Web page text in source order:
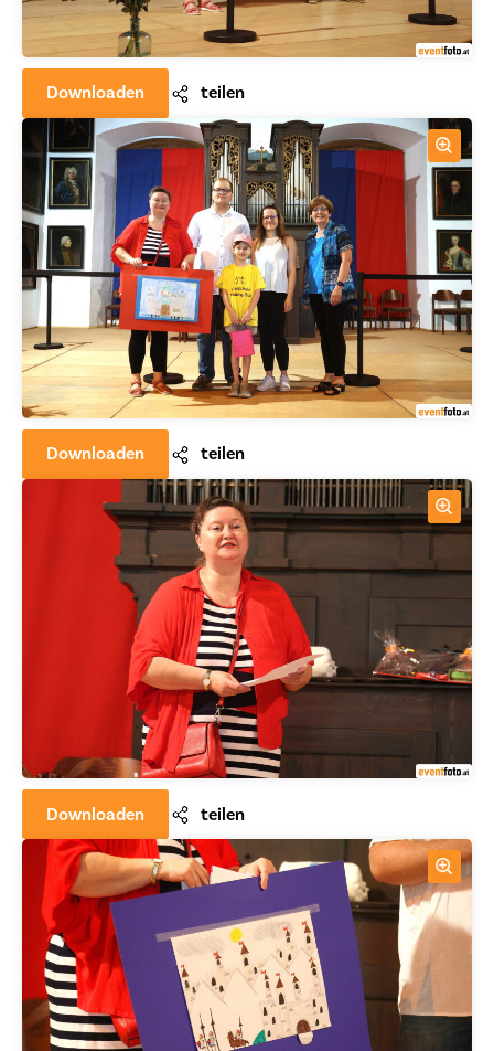
Downloaden teilen
Downloaden teilen
Downloaden teilen